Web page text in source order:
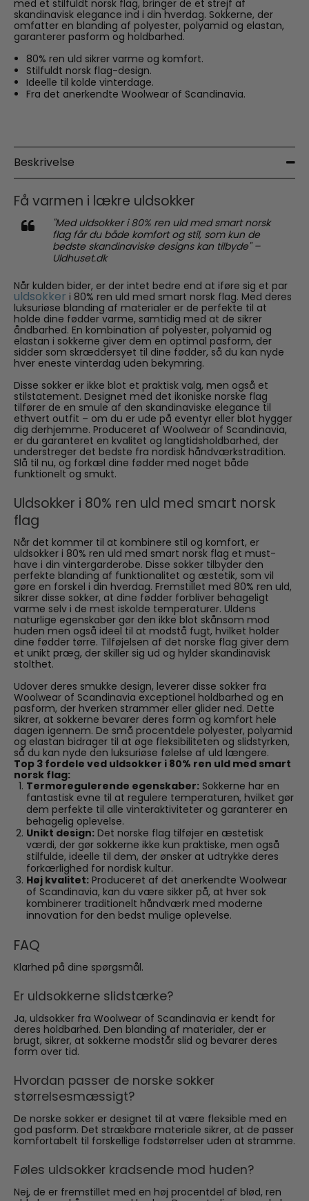
med et stilfuldt norsk flag, bringer de et strejf af
skandinavisk elegance ind i din hverdag. Sokkerne, der
omfatter en blanding af polyester, polyamid og elastan,
garanterer pasform og holdbarhed.
80% ren uld sikrer varme og komfort.
Stilfuldt norsk flag-design.
Ideelle til kolde vinterdage.
Fra det anerkendte Woolwear of Scandinavia.
Beskrivelse
Få varmen i lækre uldsokker
"Med uldsokker i 80% ren uld med smart norsk
flag får du både komfort og stil, som kun de
bedste skandinaviske designs kan tilbyde" –
Uldhuset.dk
Når kulden bider, er der intet bedre end at iføre sig et par
uldsokker i 80% ren uld med smart norsk flag. Med deres
luksuriøse blanding af materialer er de perfekte til at
holde dine fødder varme, samtidig med at de sikrer
åndbarhed. En kombination af polyester, polyamid og
elastan i sokkerne giver dem en optimal pasform, der
sidder som skræddersyet til dine fødder, så du kan nyde
hver eneste vinterdag uden bekymring.
Disse sokker er ikke blot et praktisk valg, men også et
stilstatement. Designet med det ikoniske norske flag
tilfører de en smule af den skandinaviske elegance til
ethvert outfit – om du er ude på eventyr eller blot hygger
dig derhjemme. Produceret af Woolwear of Scandinavia,
er du garanteret en kvalitet og langtidsholdbarhed, der
understreger det bedste fra nordisk håndværkstradition.
Slå til nu, og forkæl dine fødder med noget både
funktionelt og smukt.
Uldsokker i 80% ren uld med smart norsk
flag
Når det kommer til at kombinere stil og komfort, er
uldsokker i 80% ren uld med smart norsk flag et must-
have i din vintergarderobe. Disse sokker tilbyder den
perfekte blanding af funktionalitet og æstetik, som vil
gøre en forskel i din hverdag. Fremstillet med 80% ren uld,
sikrer disse sokker, at dine fødder forbliver behageligt
varme selv i de mest iskolde temperaturer. Uldens
naturlige egenskaber gør den ikke blot skånsom mod
huden men også ideel til at modstå fugt, hvilket holder
dine fødder tørre. Tilføjelsen af det norske flag giver dem
et unikt præg, der skiller sig ud og hylder skandinavisk
stolthet.
Udover deres smukke design, leverer disse sokker fra
Woolwear of Scandinavia exceptionel holdbarhed og en
pasform, der hverken strammer eller glider ned. Dette
sikrer, at sokkerne bevarer deres form og komfort hele
dagen igennem. De små procentdele polyester, polyamid
og elastan bidrager til at øge fleksibiliteten og slidstyrken,
så du kan nyde den luksuriøse følelse af uld længere.
Top 3 fordele ved uldsokker i 80% ren uld med smart
norsk flag:
Termoregulerende egenskaber:Sokkerne har en
fantastisk evne til at regulere temperaturen, hvilket gør
dem perfekte til alle vinteraktiviteter og garanterer en
behagelig oplevelse.
Unikt design:Det norske flag tilføjer en æstetisk
værdi, der gør sokkerne ikke kun praktiske, men også
stilfulde, ideelle til dem, der ønsker at udtrykke deres
forkærlighed for nordisk kultur.
Høj kvalitet:Produceret af det anerkendte Woolwear
of Scandinavia, kan du være sikker på, at hver sok
kombinerer traditionelt håndværk med moderne
innovation for den bedst mulige oplevelse.
FAQ
Klarhed på dine spørgsmål.
Er uldsokkerne slidstærke?
Ja, uldsokker fra Woolwear of Scandinavia er kendt for
deres holdbarhed. Den blanding af materialer, der er
brugt, sikrer, at sokkerne modstår slid og bevarer deres
form over tid.
Hvordan passer de norske sokker
størrelsesmæssigt?
De norske sokker er designet til at være fleksible med en
god pasform. Det strækbare materiale sikrer, at de passer
komfortabelt til forskellige fodstørrelser uden at stramme.
Føles uldsokker kradsende mod huden?
Nej, de er fremstillet med en høj procentdel af blød, ren